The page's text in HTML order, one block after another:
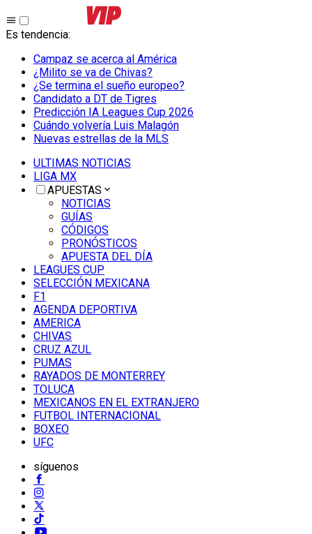
Es tendencia:
Campaz se acerca al América
¿Milito se va de Chivas?
¿Se termina el sueño europeo?
Candidato a DT de Tigres
Predicción IA Leagues Cup 2026
Cuándo volvería Luis Malagón
Nuevas estrellas de la MLS
ULTIMAS NOTICIAS
LIGA MX
APUESTAS
NOTICIAS
GUÍAS
CÓDIGOS
PRONÓSTICOS
APUESTA DEL DÍA
LEAGUES CUP
SELECCIÓN MEXICANA
F1
AGENDA DEPORTIVA
AMERICA
CHIVAS
CRUZ AZUL
PUMAS
RAYADOS DE MONTERREY
TOLUCA
MEXICANOS EN EL EXTRANJERO
FUTBOL INTERNACIONAL
BOXEO
UFC
síguenos